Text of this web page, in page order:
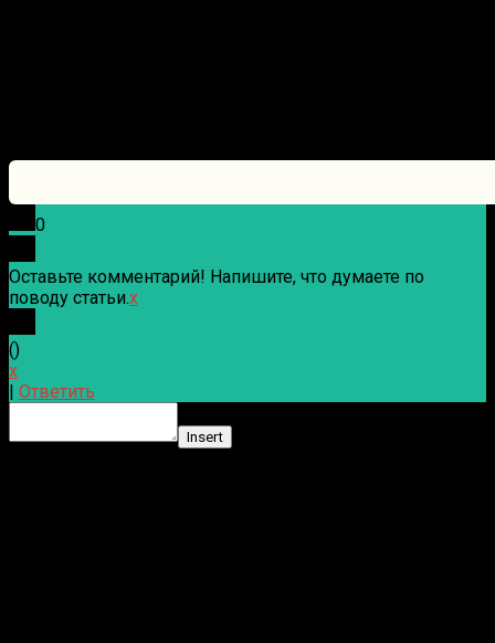
0
Оставьте комментарий! Напишите, что думаете по
поводу статьи.x
()
x
Ответить
Insert